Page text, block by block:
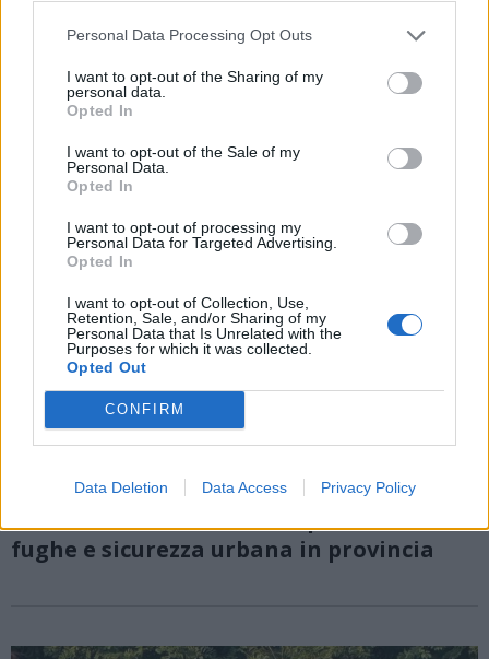
Personal Data Processing Opt Outs
I want to opt-out of the Sharing of my
personal data.
Opted In
I want to opt-out of the Sale of my
Personal Data.
Opted In
I want to opt-out of processing my
Personal Data for Targeted Advertising.
Opted In
I want to opt-out of Collection, Use,
Retention, Sale, and/or Sharing of my
Personal Data that Is Unrelated with the
Purposes for which it was collected.
Opted Out
CONFIRM
Data Deletion Data Access Privacy Policy
Tigrotti mi inorgoglisce”
SICUREZZA
Un sabato di controlli tra possibili furti,
fughe e sicurezza urbana in provincia